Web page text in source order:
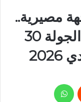
مصيرية..
صراع البقاء يشتعل في الجولة 30